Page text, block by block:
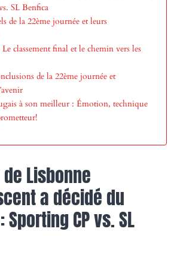
SL Benfica
de la 22ème journée et leurs
classement final et le chemin vers les
de la 22ème journée et
à son meilleur : Émotion, technique
Lisbonne
a décidé du
CP vs. SL